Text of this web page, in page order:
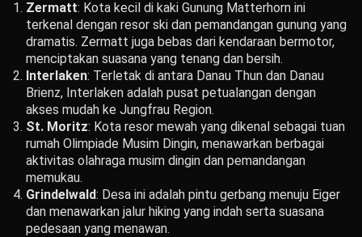
Zermatt: Kota kecil di kaki Gunung Matterhorn ini
terkenal dengan resor ski dan pemandangan gunung yang
dramatis. Zermatt juga bebas dari kendaraan bermotor,
menciptakan suasana yang tenang dan bersih.
Interlaken: Terletak di antara Danau Thun dan Danau
Brienz, Interlaken adalah pusat petualangan dengan
akses mudah ke Jungfrau Region.
St. Moritz: Kota resor mewah yang dikenal sebagai tuan
rumah Olimpiade Musim Dingin, menawarkan berbagai
aktivitas olahraga musim dingin dan pemandangan
memukau.
Grindelwald: Desa ini adalah pintu gerbang menuju Eiger
dan menawarkan jalur hiking yang indah serta suasana
pedesaan yang menawan.